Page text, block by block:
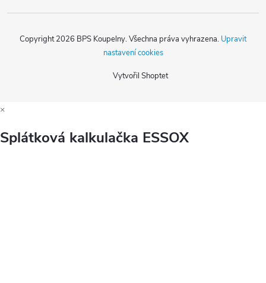
Vytvořil Shoptet
Copyright 2026 BPS Koupelny. Všechna práva vyhrazena. Upravit
nastavení cookies
×
Splátková kalkulačka ESSOX